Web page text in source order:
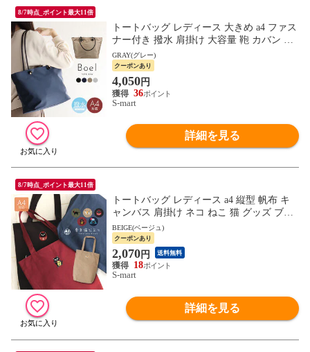
8/7時点_ポイント最大11倍
トートバッグ レディース 大きめ a4 ファス
ナー付き 撥水 肩掛け 大容量 鞄 カバン バ
ッグ BOEL 黒 ブラック ネイビー ベージュ
グレー
GRAY(グレー)
クーポンあり
4,050円
36
S-mart
詳細を見る
8/7時点_ポイント最大11倍
トートバッグ レディース a4 縦型 帆布 キ
ャンバス 肩掛け ネコ ねこ 猫 グッズ ブラ
ック ネイビー ベージュ ワイン カーキ 東
京猫びより
BEIGE(ベージュ)
クーポンあり
2,070円 送料無料
18
S-mart
詳細を見る